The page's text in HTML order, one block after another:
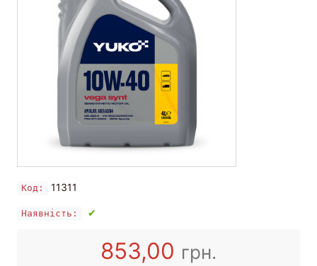
Код: 11311
Наявність: ✔
853,00 грн.